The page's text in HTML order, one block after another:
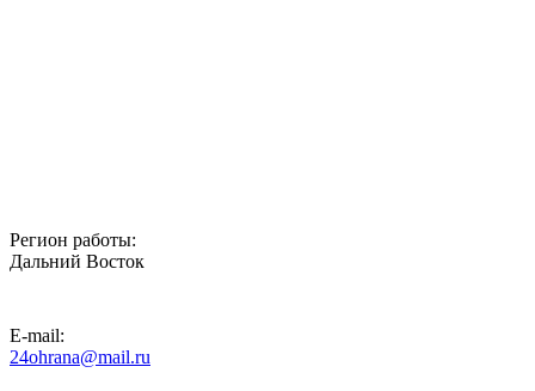
Регион работы:
Дальний Восток
E-mail:
24ohrana@mail.ru